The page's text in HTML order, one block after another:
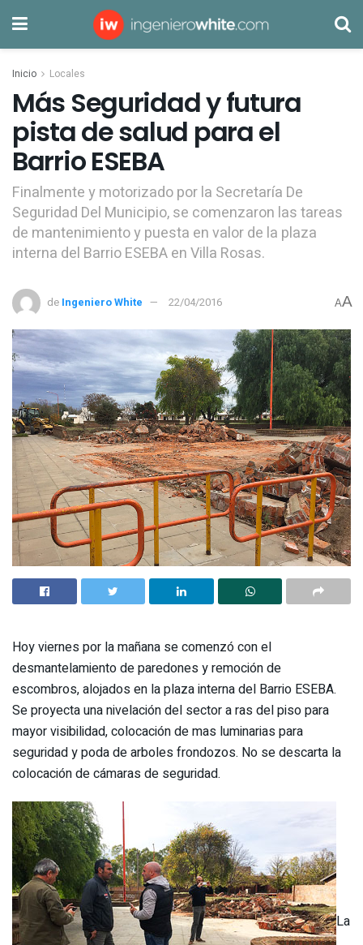
Inicio Locales
Más Seguridad y futura
pista de salud para el
Barrio ESEBA
Finalmente y motorizado por la Secretaría De
Seguridad Del Municipio, se comenzaron las tareas
de mantenimiento y puesta en valor de la plaza
interna del Barrio ESEBA en Villa Rosas.
de Ingeniero White 22/04/2016 AA
Hoy viernes por la mañana se comenzó con el
desmantelamiento de paredones y remoción de
escombros, alojados en la plaza interna del Barrio ESEBA.
Se proyecta una nivelación del sector a ras del piso para
mayor visibilidad, colocación de mas luminarias para
seguridad y poda de arboles frondozos. No se descarta la
colocación de cámaras de seguridad.
La